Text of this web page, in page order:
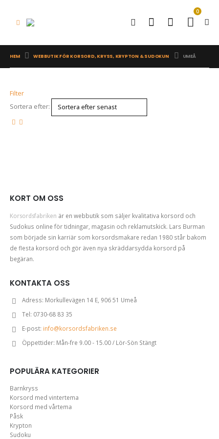
0
HEM WEBBUTIK FÖR KORSORD, KRYSS, KRYPTON & SUDOKUN UMEÅ
Filter
Sortera efter:
KORT OM OSS
Korsordsfabriken är en webbutik som säljer kvalitativa korsord och
Sudokus online för tidningar, magasin och reklamutskick. Lars Burman
som började sin karriär som korsordsmakare redan 1980 står bakom
de flesta korsord och gör även nya skräddarsydda korsord på
begäran.
KONTAKTA OSS
Adress: Morkullevägen 14 E, 906 51 Umeå
Tel: 0730-68 83 35
E-post: info@korsordsfabriken.se
Öppettider: Mån-fre 9.00 - 15.00 / Lör-Sön Stängt
POPULÄRA KATEGORIER
Barnkryss
Korsord med vintertema
Korsord med vårtema
Påsk
Krypton
Sudoku